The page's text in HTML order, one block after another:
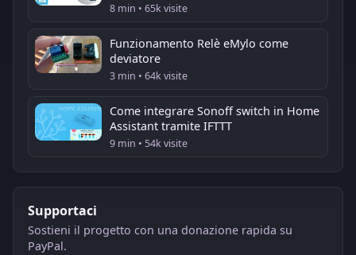
8 min • 65k visite
Funzionamento Relè eMylo come
deviatore
3 min • 64k visite
Come integrare Sonoff switch in Home
Assistant tramite IFTTT
9 min • 54k visite
Supportaci
Sostieni il progetto con una donazione rapida su
PayPal.